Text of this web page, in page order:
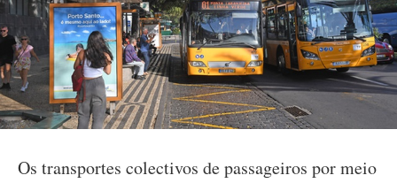
Os transportes colectivos de passageiros por meio